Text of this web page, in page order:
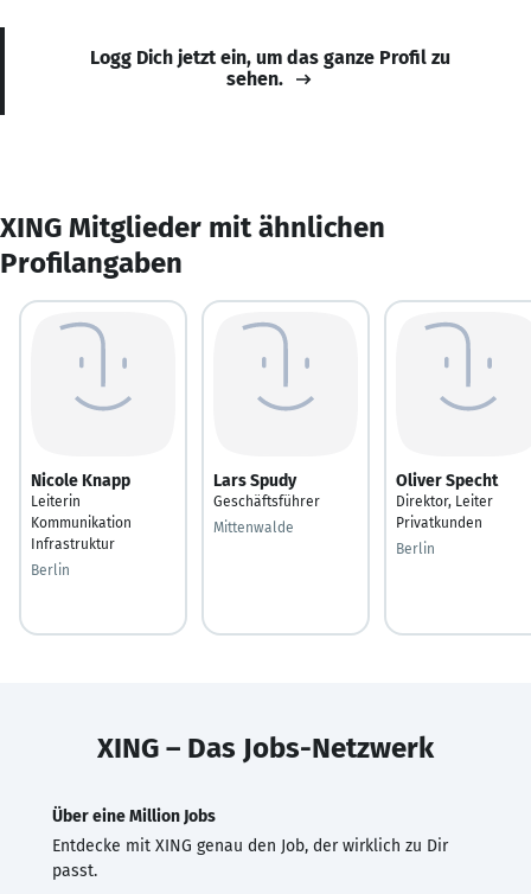
Logg Dich jetzt ein, um das ganze Profil zu
sehen.
XING Mitglieder mit ähnlichen
Profilangaben
Nicole Knapp
Leiterin
Kommunikation
Infrastruktur
Berlin
Lars Spudy
Geschäftsführer
Mittenwalde
Oliver Specht
Direktor, Leiter
Privatkunden
Berlin
XING – Das Jobs-Netzwerk
Über eine Million Jobs
Entdecke mit XING genau den Job, der wirklich zu Dir
passt.